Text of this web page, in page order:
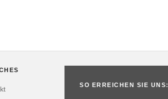
SO ERREICHEN SIE UNS: